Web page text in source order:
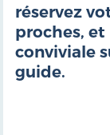
réservez
proches,
conviviale
guide.